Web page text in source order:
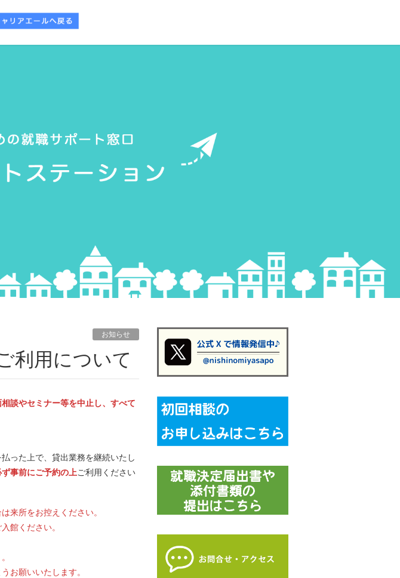
お知らせ
利用について
談やセミナー等を中止し、すべて
った上で、貸出業務を継続いたし
ず事前にご予約の上ご利用ください
来所をお控えください。
館ください。
お願いいたします。